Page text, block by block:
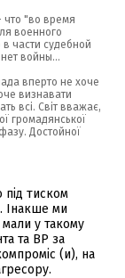
что "во время
военного
части судебной
войны...
вперто не хоче
визнавати
всі. Світ вважає,
громадянської
Достойної
під тиском
Інакше ми
мали у такому
та ВР за
(и), на